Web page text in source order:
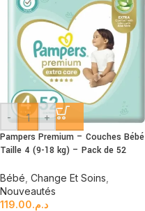
- +
Pampers Premium – Couches Bébé
Taille 4 (9-18 kg) – Pack de 52
Bébé Change Et Soins
Nouveautés
د.م.119.00